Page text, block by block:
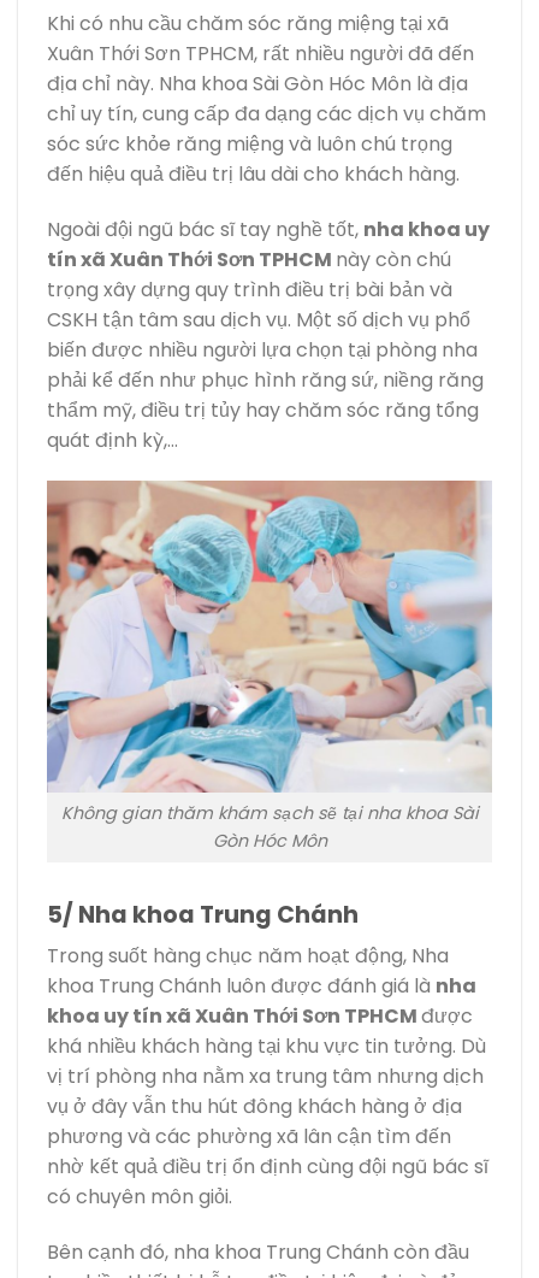
Khi có nhu cầu chăm sóc răng miệng tại xã
Xuân Thới Sơn TPHCM, rất nhiều người đã đến
địa chỉ này. Nha khoa Sài Gòn Hóc Môn là địa
chỉ uy tín, cung cấp đa dạng các dịch vụ chăm
sóc sức khỏe răng miệng và luôn chú trọng
đến hiệu quả điều trị lâu dài cho khách hàng.
Ngoài đội ngũ bác sĩ tay nghề tốt, nha khoa uy
tín xã Xuân Thới Sơn TPHCM này còn chú
trọng xây dựng quy trình điều trị bài bản và
CSKH tận tâm sau dịch vụ. Một số dịch vụ phổ
biến được nhiều người lựa chọn tại phòng nha
phải kể đến như phục hình răng sứ, niềng răng
thẩm mỹ, điều trị tủy hay chăm sóc răng tổng
quát định kỳ,…
Không gian thăm khám sạch sẽ tại nha khoa Sài
Gòn Hóc Môn
5/ Nha khoa Trung Chánh
Trong suốt hàng chục năm hoạt động, Nha
khoa Trung Chánh luôn được đánh giá là nha
khoa uy tín xã Xuân Thới Sơn TPHCMđược
khá nhiều khách hàng tại khu vực tin tưởng. Dù
vị trí phòng nha nằm xa trung tâm nhưng dịch
vụ ở đây vẫn thu hút đông khách hàng ở địa
phương và các phường xã lân cận tìm đến
nhờ kết quả điều trị ổn định cùng đội ngũ bác sĩ
có chuyên môn giỏi.
Bên cạnh đó, nha khoa Trung Chánh còn đầu